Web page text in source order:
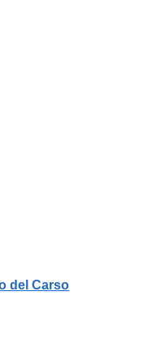
del Carso